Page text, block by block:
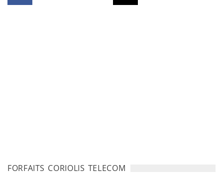
FORFAITS CORIOLIS TELECOM